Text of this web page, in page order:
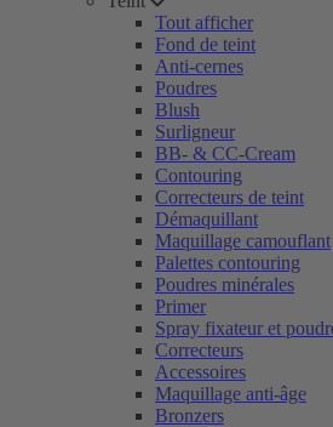
Tout afficher
Fond de teint
Anti-cernes
Poudres
Blush
Surligneur
BB- & CC-Cream
Contouring
Correcteurs de teint
Démaquillant
Maquillage camouflant
Palettes contouring
Poudres minérales
Primer
Spray fixateur et
Correcteurs
Accessoires
Maquillage anti-âge
Bronzers